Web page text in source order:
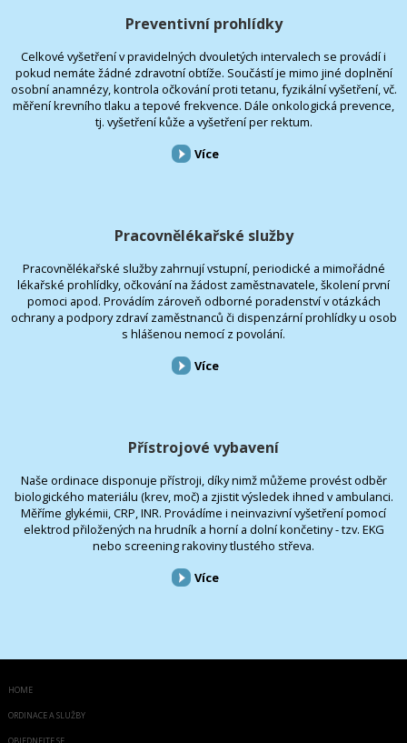
Preventivní prohlídky
Celkové vyšetření v pravidelných dvouletých intervalech se provádí i
pokud nemáte žádné zdravotní obtíže. Součástí je mimo jiné doplnění
osobní anamnézy, kontrola očkování proti tetanu, fyzikální vyšetření, vč.
měření krevního tlaku a tepové frekvence. Dále onkologická prevence,
tj. vyšetření kůže a vyšetření per rektum.
Více
Pracovnělékařské služby
Pracovnělékařské služby zahrnují vstupní, periodické a mimořádné
lékařské prohlídky, očkování na žádost zaměstnavatele, školení první
pomoci apod. Provádím zároveň odborné poradenství v otázkách
ochrany a podpory zdraví zaměstnanců či dispenzární prohlídky u osob
s hlášenou nemocí z povolání.
Více
Přístrojové vybavení
Naše ordinace disponuje přístroji, díky nimž můžeme provést odběr
biologického materiálu (krev, moč) a zjistit výsledek ihned v ambulanci.
Měříme glykémii, CRP, INR. Provádíme i neinvazivní vyšetření pomocí
elektrod přiložených na hrudník a horní a dolní končetiny - tzv. EKG
nebo screening rakoviny tlustého střeva.
Více
HOME
ORDINACE A SLUŽBY
OBJEDNEJTE SE